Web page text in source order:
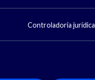
Controladoria jurídica